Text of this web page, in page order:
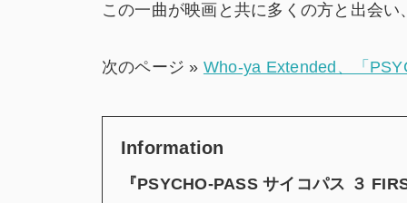
この一曲が映画と共に多くの方と出会い
次のページ » Who-ya Extended、「
Information
『PSYCHO-PASS サイコパス ３